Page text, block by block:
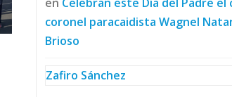
coronel paracaidista Wagnel
Brioso
Zafiro Sánchez